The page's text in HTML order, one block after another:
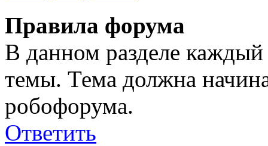
Правила форума
В данном разделе
темы. Тема должна
робофорума.
Ответить